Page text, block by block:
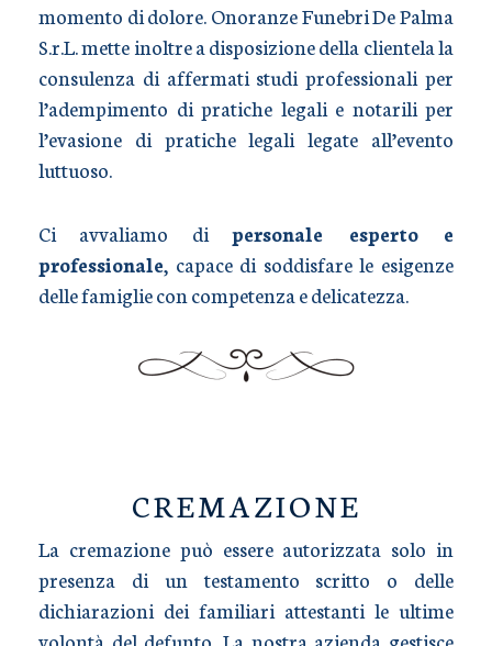
momento di dolore. Onoranze Funebri De Palma
S.r.L. mette inoltre a disposizione della clientela la
consulenza di affermati studi professionali per
l’adempimento di pratiche legali e notarili per
l’evasione di pratiche legali legate all’evento
luttuoso.
Ci avvaliamo dipersonale esperto e
professionale, capace di soddisfare le esigenze
delle famiglie con competenza e delicatezza.
CREMAZIONE
La cremazione può essere autorizzata solo in
presenza di un testamento scritto o delle
dichiarazioni dei familiari attestanti le ultime